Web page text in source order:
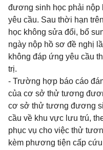
đương sinh học phải nộp
yêu cầu. Sau thời hạn
học không sửa đổi, bổ
ngày nộp hồ sơ đề nghị
không đáp ứng yêu cầu
trị.
- Trường hợp báo cáo
của cơ sở thử tương
cơ sở thử tương đương
cầu về khu vực lưu trú,
phục vụ cho việc thử
kèm phương tiện cấp